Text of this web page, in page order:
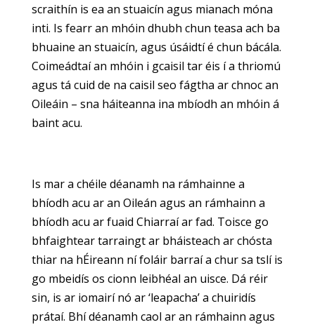
scraithín is ea an stuaicín agus mianach móna
inti. Is fearr an mhóin dhubh chun teasa ach ba
bhuaine an stuaicín, agus úsáidtí é chun bácála.
Coimeádtaí an mhóin i gcaisil tar éis í a thriomú
agus tá cuid de na caisil seo fágtha ar chnoc an
Oileáin – sna háiteanna ina mbíodh an mhóin á
baint acu.
Is mar a chéile déanamh na rámhainne a
bhíodh acu ar an Oileán agus an rámhainn a
bhíodh acu ar fuaid Chiarraí ar fad. Toisce go
bhfaightear tarraingt ar bháisteach ar chósta
thiar na hÉireann ní foláir barraí a chur sa tslí is
go mbeidís os cionn leibhéal an uisce. Dá réir
sin, is ar iomairí nó ar ‘leapacha’ a chuiridís
prátaí. Bhí déanamh caol ar an rámhainn agus